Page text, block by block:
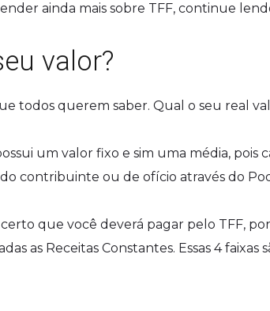
ainda mais sobre TFF, continue
valor?
todos querem saber. Qual o seu real
um valor fixo e sim uma média, pois
contribuinte ou de ofício através do
que você deverá pagar pelo TFF,
as Receitas Constantes. Essas 4 faixas